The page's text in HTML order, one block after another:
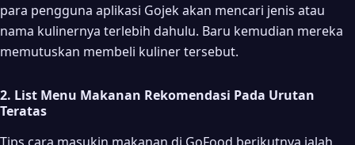
para pengguna aplikasi Gojek akan mencari jenis atau
nama kulinernya terlebih dahulu. Baru kemudian mereka
memutuskan membeli kuliner tersebut.
2. List Menu Makanan Rekomendasi Pada Urutan
Teratas